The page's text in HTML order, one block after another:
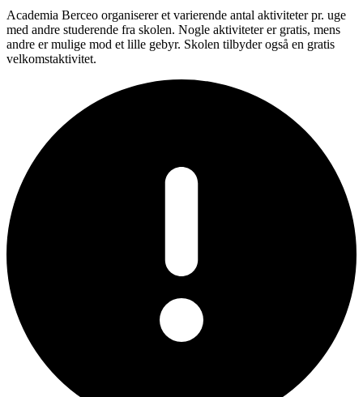
Academia Berceo organiserer et varierende antal aktiviteter pr. uge
med andre studerende fra skolen. Nogle aktiviteter er gratis, mens
andre er mulige mod et lille gebyr. Skolen tilbyder også en gratis
velkomstaktivitet.